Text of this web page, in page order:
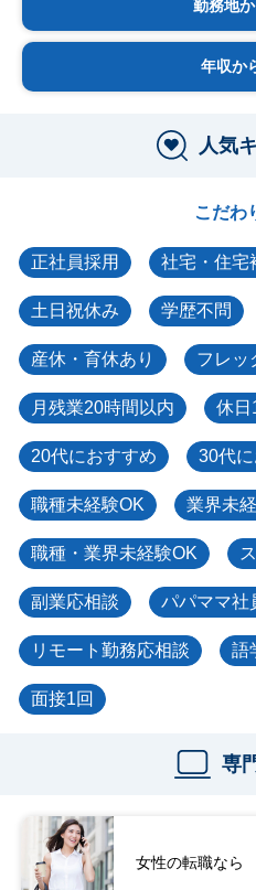
勤務地
年収か
人気
こだわ
正社員採用 社宅・住宅
土日祝休み 学歴不問
産休・育休あり フレッ
月残業20時間以内 休日
20代におすすめ 30代
職種未経験OK 業界未
職種・業界未経験OK
副業応相談 パパママ社
リモート勤務応相談 語
面接1回
専
女性の転職なら